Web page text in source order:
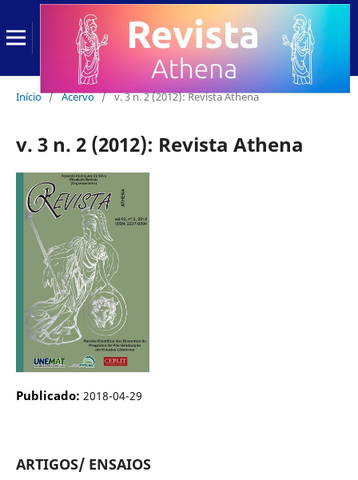
Início / Acervo / v. 3 n. 2 (2012): Revista Athena
v. 3 n. 2 (2012): Revista Athena
Publicado: 2018-04-29
ARTIGOS/ ENSAIOS